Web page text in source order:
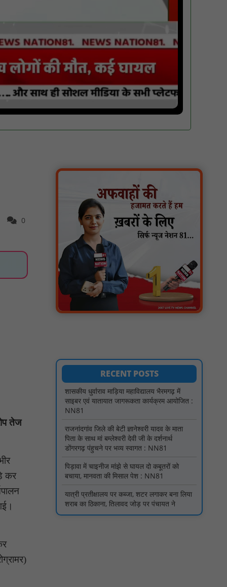
0
तेज
कर
RECENT POSTS
पिड़ावा में आगामी त्योहारों को लेकर शांति समिति की
में NCP वर्कर्स से मुलाकात की : NN81
सदर विधायक प्रकाश द्विवेदी ने लगभग ₹4.30 करोड़
की विकास परियोजनाओं का किया लोकार्पण एवं
शिलान्यास : NN81
बिलासपुर पुलिस द्वारा विवेचना प्रणाली को अधिक
डिजिटल, पारदर्शी, जवाबदेह एवं समयबद्ध बनाने के
लिए जिले के सभी थानों एवं चौकियों में नवीन तकनीकी
प्रणालियों का प्रभावी क्रियान्वयन किया गया :
NN81
वन ग्राम दीदमदा में 10 बालिकाओं को साइकिलों का
वितरण, शिक्षकों ने दी उज्ज्वल भविष्य की शुभकामनाएं
: NN81
साइबर एवं यातायात जागरूकता कार्यक्रम आयोजित :
राजनांदगांव जिले की बेटी ज्ञानेश्वरी यादव के माता
पिता के साथ मां बम्लेश्वरी देवी जी के दर्शनार्थ
डोंगरगढ़ पंहुचने पर भव्य स्वागत : NN81
पिड़ावा में चाइनीज मांझे से घायल दो कबूतरों को
बचाया, मानवता की मिसाल पेश : NN81
शराब का ठिकाना, तिलावद जोड़ पर पंचायत ने
यात्रियों के लिए बनाया था भवन, पास में स्कूल; चौकी
पिड़ावा में आगामी त्योहारों को लेकर शांति समिति की
बैठक आयोजित : NN81